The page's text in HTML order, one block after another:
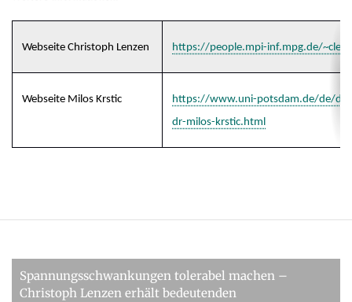
Webseite Christoph Lenzen https://people.mpi-inf.mpg.de/
Webseite Milos Krstic
https://www.uni-potsdam.de/de/
dr-milos-krstic.html
Spannungsschwankungen tolerabel machen –
Christoph Lenzen erhält bedeutenden